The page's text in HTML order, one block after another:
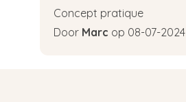
Concept pratique
Door Marc op 08-07-2024